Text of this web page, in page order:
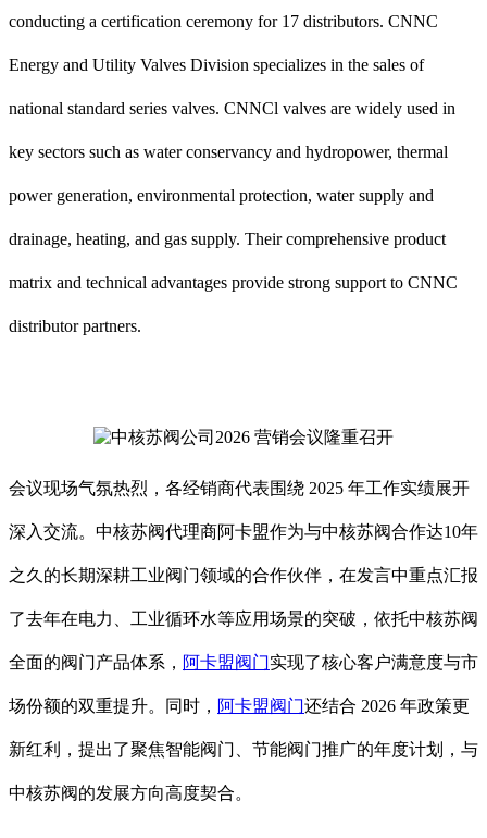
conducting a certification ceremony for 17 distributors. CNNC
Energy and Utility Valves Division specializes in the sales of
national standard series valves. CNNCl valves are widely used in
key sectors such as water conservancy and hydropower, thermal
power generation, environmental protection, water supply and
drainage, heating, and gas supply. Their comprehensive product
matrix and technical advantages provide strong support to CNNC
distributor partners.
会议现场气氛热烈，各经销商代表围绕 2025 年工作实绩展开
深入交流。 中核苏阀代理商阿卡盟作为与中核苏阀合作达10年
之久的长期深耕工业阀门领域的合作伙伴，在发言中重点汇报
了去年在电力、工业循环水等应用场景的突破，依托中核苏阀
全面的阀门产品体系， 阿卡盟阀门实现了核心客户满意度与市
场份额的双重提升。同时， 阿卡盟阀门还结合 2026 年政策更
新红利，提出了聚焦智能阀门、节能阀门推广的年度计划，与
中核苏阀的发展方向高度契合。